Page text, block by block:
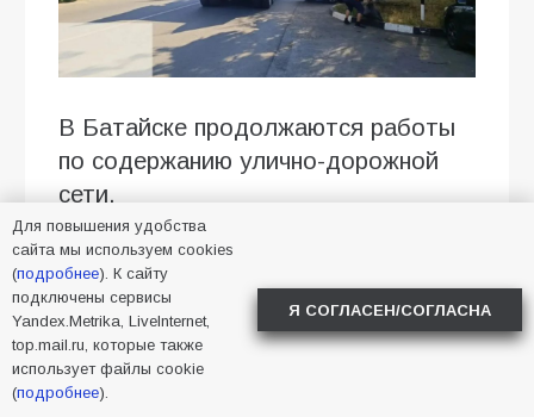
В Батайске продолжаются работы
по содержанию улично-дорожной
сети.
Ежедневно специалисты выполняют
комплекс работ по содержанию
улично-дорожной сети: убирают
мусор вдоль дорог, очищают
остановочные комплексы и урны,
Для повышения удобства
сайта мы используем cookies
(подробнее). К сайту
подключены сервисы
Yandex.Metrika, LiveInternet,
top.mail.ru, которые также
использует файлы cookie
(подробнее).
Я СОГЛАСЕН/СОГЛАСНА